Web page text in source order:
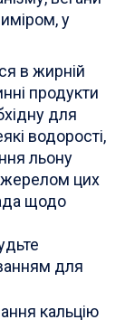
у
в жирній
продукти
для
водорості,
льону
цих
щодо
для
кальцію